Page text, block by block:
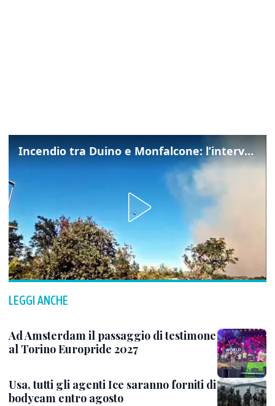
Incendio tra Duino e Monfalcone: l’intervento dei vigili del fuoco
LEGGI ANCHE
Ad Amsterdam il passaggio di testimone
al Torino Europride 2027
Usa, tutti gli agenti Ice saranno forniti di
bodycam entro agosto